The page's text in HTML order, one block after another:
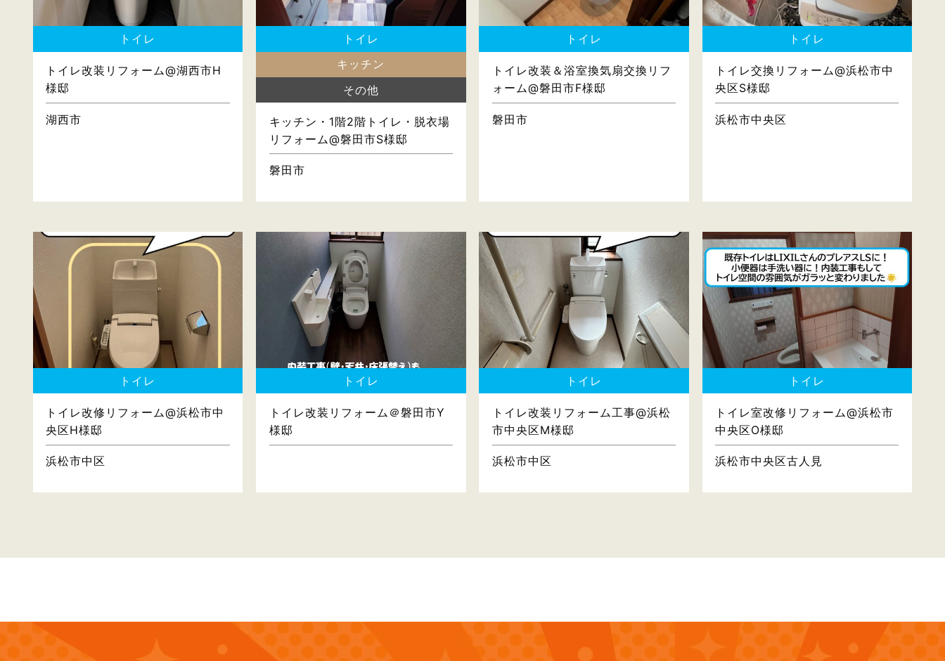
トイレ
トイレ改装リフォーム@湖西市H
様邸
湖西市
トイレ
キッチン
その他
キッチン・1階2階トイレ・脱衣場
リフォーム@磐田市S様邸
磐田市
トイレ
トイレ改装＆浴室換気扇交換リフ
ォーム@磐田市F様邸
磐田市
トイレ
トイレ交換リフォーム@浜松市中
央区S様邸
浜松市中央区
トイレ
トイレ改修リフォーム@浜松市中
央区H様邸
浜松市中区
トイレ
トイレ改装リフォーム＠磐田市Y
様邸
トイレ
トイレ改装リフォーム工事@浜松
市中央区M様邸
浜松市中区
トイレ
トイレ室改修リフォーム@浜松市
中央区O様邸
浜松市中央区古人見